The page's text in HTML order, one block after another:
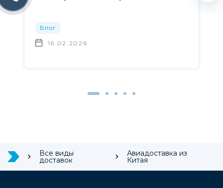
Блог
16.02.2026
Все виды
доставок
Авиадоставка из
Китая